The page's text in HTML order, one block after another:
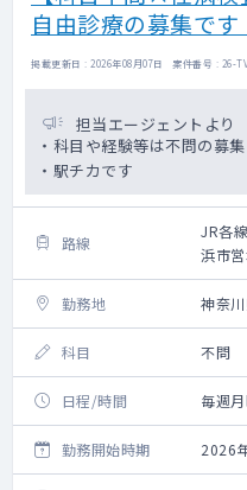
自由診療の募集です
掲載更新日 : 2026年08月07日 案件番号 : 26-
担当エージェントより
・科目や経験等は不問の募
・駅チカです
路線
JR各
浜市
なと
勤務地
神奈
科目 不問
日程/時間 毎週
勤務開始時期 2026